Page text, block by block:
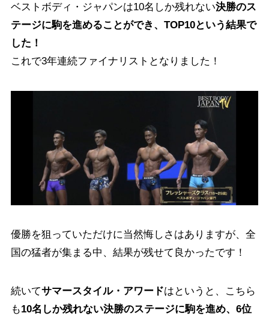
ベストボディ・ジャパンは10名しか残れない決勝のス
テージに駒を進めることができ、TOP10という結果で
した！
これで3年連続ファイナリストとなりました！
優勝を狙っていただけに当然悔しさはありますが、全
国の猛者が集まる中、結果が残せて良かったです！
続いてサマースタイル・アワードはというと、こちら
も10名しか残れない決勝のステージに駒を進め、6位